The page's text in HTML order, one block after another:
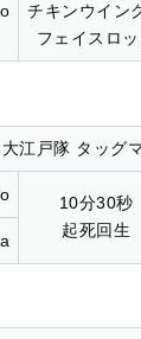
チキンウイン
フェイスロッ
江戸隊 タッグ
10分30秒
起死回生